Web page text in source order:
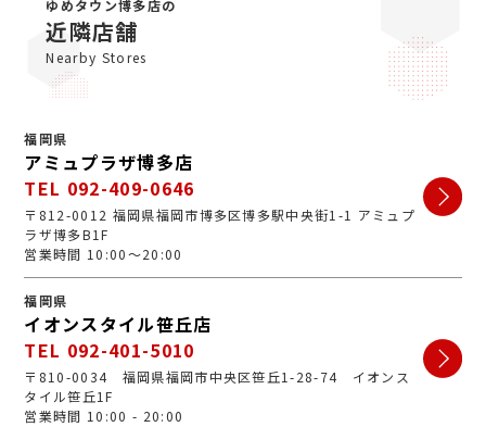
がとうございます。ジュエルカフェは女性スタッフが中
心で、丁寧な接客・明るいお店・手数料完全無料の手軽
さで多くのお客様にご利用いただいています。ぜひ安心
してお越しくださいませ。
ゆめタウン博多店の
近隣店舗
Nearby Stores
福岡県
アミュプラザ博多店
TEL 092-409-0646
〒812-0012 福岡県福岡市博多区博多駅中央街1-1 アミュプ
ラザ博多B1F
営業時間 10:00～20:00
福岡県
イオンスタイル笹丘店
TEL 092-401-5010
〒810-0034 福岡県福岡市中央区笹丘1-28-74 イオンス
タイル笹丘1F
営業時間 10:00 - 20:00